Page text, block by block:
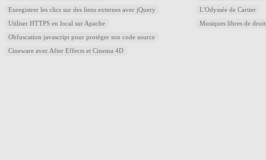
Enregistrer les clics sur des liens externes avec jQuery
Utiliser HTTPS en local sur Apache
Obfuscation javascript pour protéger son code source
Cineware avec After Effects et Cinema 4D
L'Odyssée de Cartier
Musiques libres de